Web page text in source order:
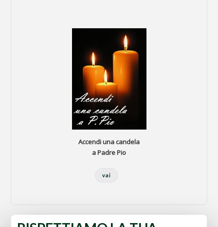
Accendi una candela
a Padre Pio
vai